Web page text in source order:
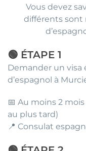
Vous devez
différents sont
🟢 ÉTAPE 1
Demander un
d’espagnol à
📅 Au moins 2
au plus tard)
📍 Consulat